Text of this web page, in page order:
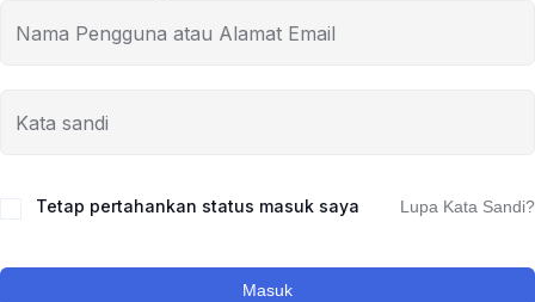
Tetap pertahankan status masuk saya Lupa Kata Sandi?
Masuk